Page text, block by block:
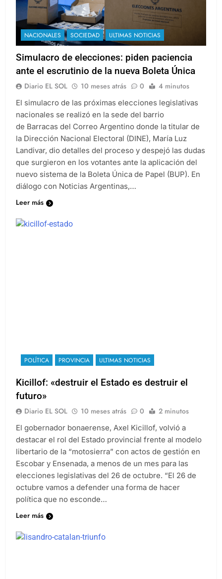
NACIONALES SOCIEDAD ULTIMAS NOTICIAS
Simulacro de elecciones: piden paciencia
ante el escrutinio de la nueva Boleta Única
Diario EL SOL 10 meses atrás 0 4 minutos
El simulacro de las próximas elecciones legislativas
nacionales se realizó en la sede del barrio
de Barracas del Correo Argentino donde la titular de
la Dirección Nacional Electoral (DINE), María Luz
Landivar, dio detalles del proceso y despejó las dudas
que surgieron en los votantes ante la aplicación del
nuevo sistema de la Boleta Única de Papel (BUP). En
diálogo con Noticias Argentinas,…
Leer más
POLÍTICA PROVINCIA ULTIMAS NOTICIAS
Kicillof: «destruir el Estado es destruir el
futuro»
Diario EL SOL 10 meses atrás 0 2 minutos
El gobernador bonaerense, Axel Kicillof, volvió a
destacar el rol del Estado provincial frente al modelo
libertario de la “motosierra” con actos de gestión en
Escobar y Ensenada, a menos de un mes para las
elecciones legislativas del 26 de octubre. “El 26 de
octubre vamos a defender una forma de hacer
política que no esconde…
Leer más